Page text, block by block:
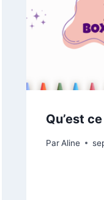
Qu’est
Par Aline